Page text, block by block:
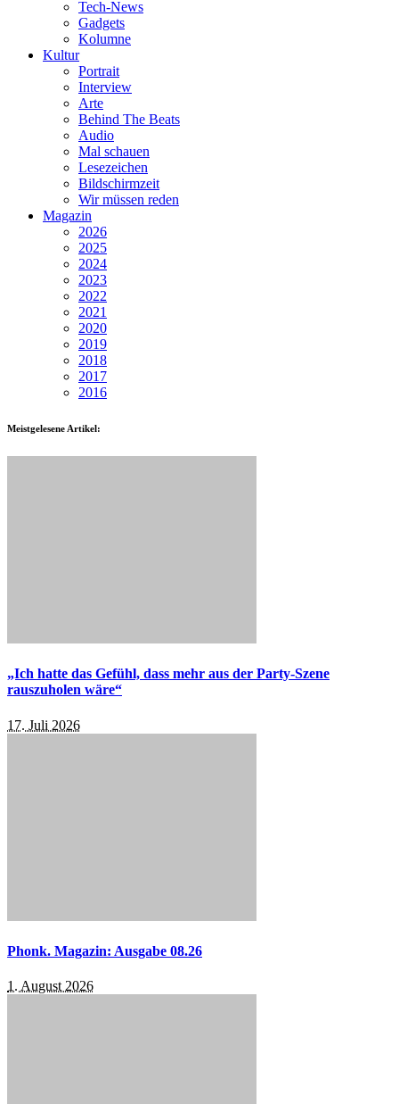
Tech-News
Gadgets
Kolumne
Kultur
Portrait
Interview
Arte
Behind The Beats
Audio
Mal schauen
Lesezeichen
Bildschirmzeit
Wir müssen reden
Magazin
2026
2025
2024
2023
2022
2021
2020
2019
2018
2017
2016
Meistgelesene Artikel:
„Ich hatte das Gefühl, dass mehr aus der Party-Szene
rauszuholen wäre“
17. Juli 2026
Phonk. Magazin: Ausgabe 08.26
1. August 2026